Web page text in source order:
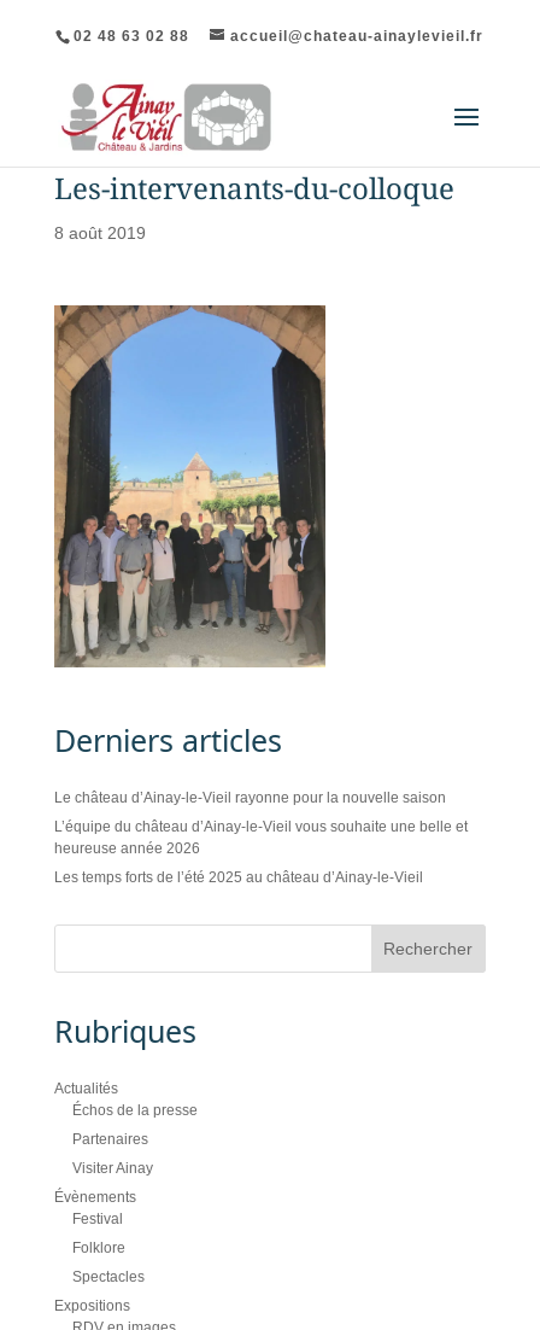
02 48 63 02 88 accueil@chateau-ainaylevieil.fr
Les-intervenants-du-colloque
8 août 2019
Derniers articles
Le château d’Ainay-le-Vieil rayonne pour la nouvelle saison
L’équipe du château d’Ainay-le-Vieil vous souhaite une belle et
heureuse année 2026
Les temps forts de l’été 2025 au château d’Ainay-le-Vieil
Rubriques
Actualités
Échos de la presse
Partenaires
Visiter Ainay
Évènements
Festival
Folklore
Spectacles
Expositions